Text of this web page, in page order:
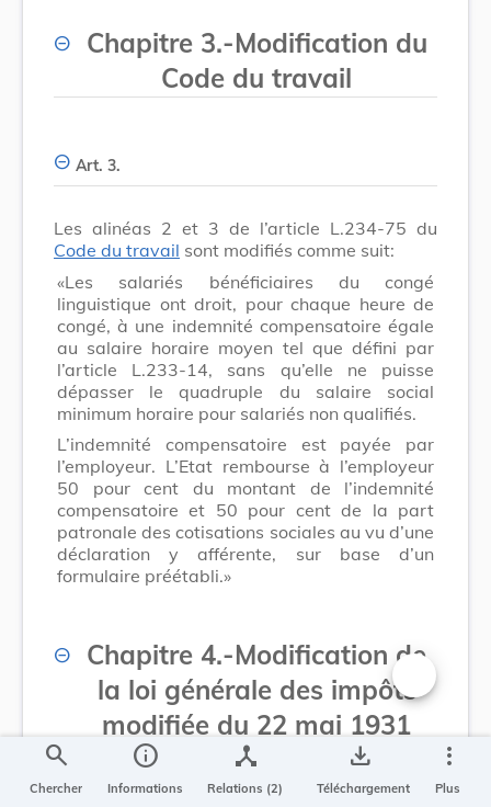
Chapitre 3.-Modification du
Code du travail
Art. 3.
Les alinéas 2 et 3 de l’article L.234-75 du
Code du travail sont modifiés comme suit:
«Les salariés bénéficiaires du congé
linguistique ont droit, pour chaque heure de
congé, à une indemnité compensatoire égale
au salaire horaire moyen tel que défini par
l’article L.233-14, sans qu’elle ne puisse
dépasser le quadruple du salaire social
minimum horaire pour salariés non qualifiés.
L’indemnité compensatoire est payée par
l’employeur. L’Etat rembourse à l’employeur
50 pour cent du montant de l’indemnité
compensatoire et 50 pour cent de la part
patronale des cotisations sociales au vu d’une
déclaration y afférente, sur base d’un
formulaire préétabli.»
Chapitre 4.-Modification de
la loi générale des impôts
modifiée du 22 mai 1931
(«Abgabenordnung»)
Changer la
search
Chercher
info
Informations
device_hub
Relations (2)
save_alt
Téléchargement
more_vert
Plus